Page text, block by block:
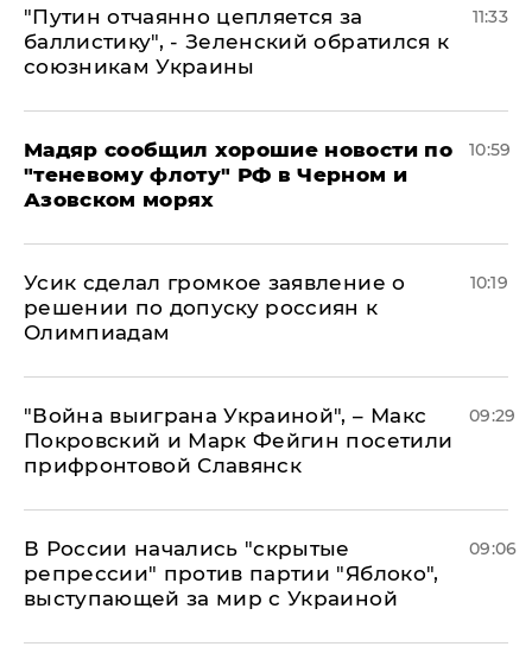
"Путин отчаянно цепляется за
баллистику", - Зеленский обратился к
союзникам Украины
11:33
Мадяр сообщил хорошие новости по
"теневому флоту" РФ в Черном и
Азовском морях
10:59
Усик сделал громкое заявление о
решении по допуску россиян к
Олимпиадам
10:19
"Война выиграна Украиной", – Макс
Покровский и Марк Фейгин посетили
прифронтовой Славянск
09:29
В России начались "скрытые
репрессии" против партии "Яблоко",
выступающей за мир с Украиной
09:06